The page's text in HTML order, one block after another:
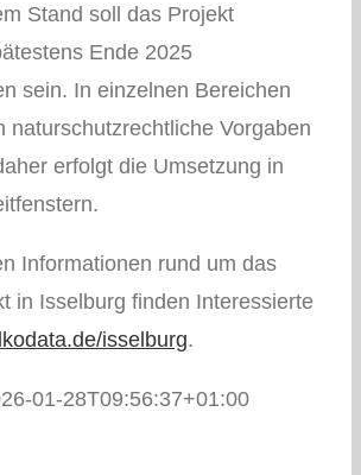
Stand soll das Projekt
Ende 2025
sein. In einzelnen Bereichen
naturschutzrechtliche Vorgaben
erfolgt die Umsetzung in
Informationen rund um das
in Isselburg finden Interessierte
isselburg.
01-28T09:56:37+01:00